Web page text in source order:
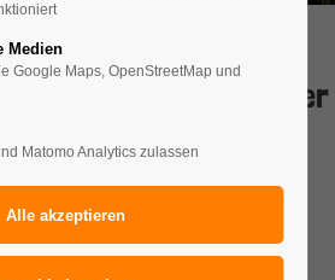
für eine 6-tägige
dem Rhein und der
jetzt anfragen
Medien
Google Maps, OpenStreetMap und
Matomo Analytics zulassen